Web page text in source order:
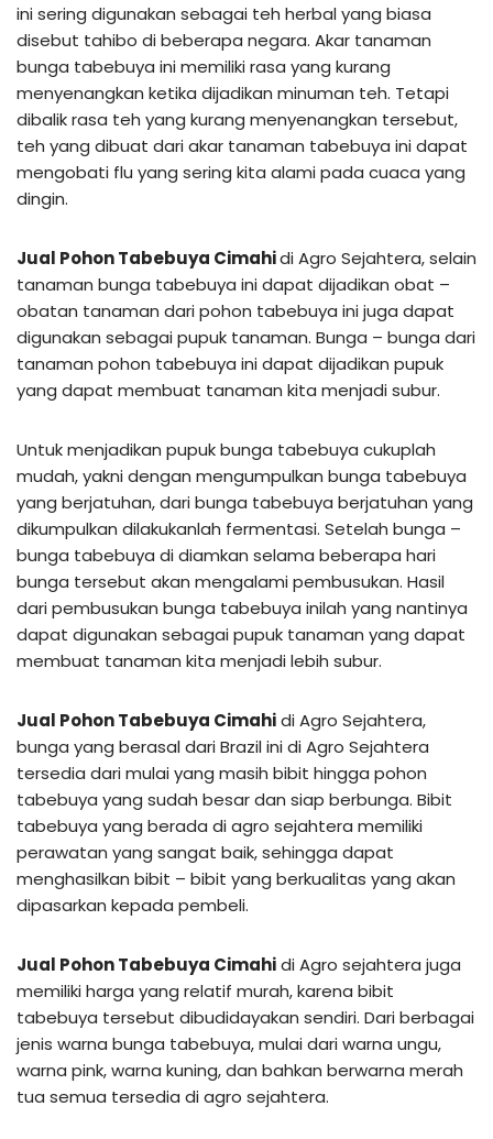
ini sering digunakan sebagai teh herbal yang biasa
disebut tahibo di beberapa negara. Akar tanaman
bunga tabebuya ini memiliki rasa yang kurang
menyenangkan ketika dijadikan minuman teh. Tetapi
dibalik rasa teh yang kurang menyenangkan tersebut,
teh yang dibuat dari akar tanaman tabebuya ini dapat
mengobati flu yang sering kita alami pada cuaca yang
dingin.
Jual Pohon Tabebuya Cimahidi Agro Sejahtera, selain
tanaman bunga tabebuya ini dapat dijadikan obat –
obatan tanaman dari pohon tabebuya ini juga dapat
digunakan sebagai pupuk tanaman. Bunga – bunga dari
tanaman pohon tabebuya ini dapat dijadikan pupuk
yang dapat membuat tanaman kita menjadi subur.
Untuk menjadikan pupuk bunga tabebuya cukuplah
mudah, yakni dengan mengumpulkan bunga tabebuya
yang berjatuhan, dari bunga tabebuya berjatuhan yang
dikumpulkan dilakukanlah fermentasi. Setelah bunga –
bunga tabebuya di diamkan selama beberapa hari
bunga tersebut akan mengalami pembusukan. Hasil
dari pembusukan bunga tabebuya inilah yang nantinya
dapat digunakan sebagai pupuk tanaman yang dapat
membuat tanaman kita menjadi lebih subur.
Jual Pohon Tabebuya Cimahidi Agro Sejahtera,
bunga yang berasal dari Brazil ini di Agro Sejahtera
tersedia dari mulai yang masih bibit hingga pohon
tabebuya yang sudah besar dan siap berbunga. Bibit
tabebuya yang berada di agro sejahtera memiliki
perawatan yang sangat baik, sehingga dapat
menghasilkan bibit – bibit yang berkualitas yang akan
dipasarkan kepada pembeli.
Jual Pohon Tabebuya Cimahidi Agro sejahtera juga
memiliki harga yang relatif murah, karena bibit
tabebuya tersebut dibudidayakan sendiri. Dari berbagai
jenis warna bunga tabebuya, mulai dari warna ungu,
warna pink, warna kuning, dan bahkan berwarna merah
tua semua tersedia di agro sejahtera.